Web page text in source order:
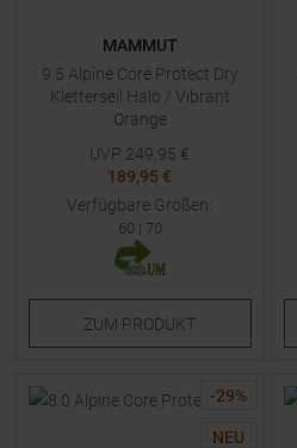
MAMMUT
9.5 Alpine Core Protect Dry
Kletterseil Halo / Vibrant
Orange
UVP 249,95 €
189,95 €
Verfügbare Größen:
60 | 70
ZUM PRODUKT
-29%
NEU